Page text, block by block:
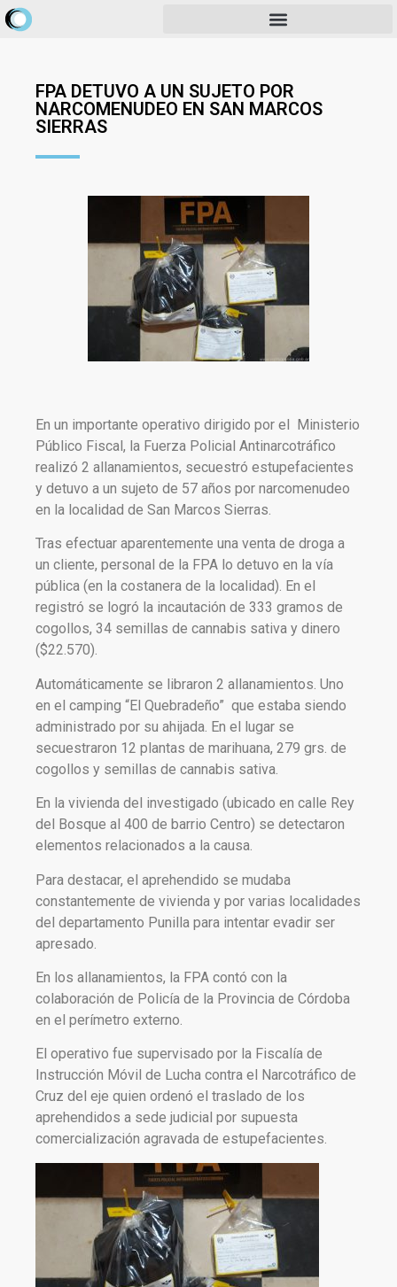
FPA DETUVO A UN SUJETO POR
NARCOMENUDEO EN SAN MARCOS
SIERRAS
En un importante operativo dirigido por el Ministerio
Público Fiscal, la Fuerza Policial Antinarcotráfico
realizó 2 allanamientos, secuestró estupefacientes
y detuvo a un sujeto de 57 años por narcomenudeo
en la localidad de San Marcos Sierras.
Tras efectuar aparentemente una venta de droga a
un cliente, personal de la FPA lo detuvo en la vía
pública (en la costanera de la localidad). En el
registró se logró la incautación de 333 gramos de
cogollos, 34 semillas de cannabis sativa y dinero
($22.570).
Automáticamente se libraron 2 allanamientos. Uno
en el camping “El Quebradeño” que estaba siendo
administrado por su ahijada. En el lugar se
secuestraron 12 plantas de marihuana, 279 grs. de
cogollos y semillas de cannabis sativa.
En la vivienda del investigado (ubicado en calle Rey
del Bosque al 400 de barrio Centro) se detectaron
elementos relacionados a la causa.
Para destacar, el aprehendido se mudaba
constantemente de vivienda y por varias localidades
del departamento Punilla para intentar evadir ser
apresado.
En los allanamientos, la FPA contó con la
colaboración de Policía de la Provincia de Córdoba
en el perímetro externo.
El operativo fue supervisado por la Fiscalía de
Instrucción Móvil de Lucha contra el Narcotráfico de
Cruz del eje quien ordenó el traslado de los
aprehendidos a sede judicial por supuesta
comercialización agravada de estupefacientes.